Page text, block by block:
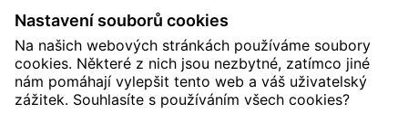
Statistiken
Kontakte
Herunterladen
Karriere
Svářeč
Nastavení souborů cookies
Na našich webových stránkách používáme soubory
cookies. Některé z nich jsou nezbytné, zatímco jiné
nám pomáhají vylepšit tento web a váš uživatelský
zážitek. Souhlasíte s používáním všech cookies?